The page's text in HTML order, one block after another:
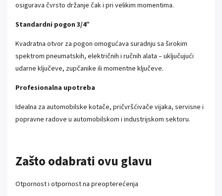
osigurava čvrsto držanje čak i pri velikim momentima.
Standardni pogon 3/4”
Kvadratna otvor za pogon omogućava suradnju sa širokim
spektrom pneumatskih, električnih i ručnih alata – uključujući
udarne ključeve, zupčanike ili momentne ključeve.
Profesionalna upotreba
Idealna za automobilske kotače, pričvršćivače vijaka, servisne i
popravne radove u automobilskom i industrijskom sektoru.
Zašto odabrati ovu glavu
Otpornost i otpornost na preopterećenja